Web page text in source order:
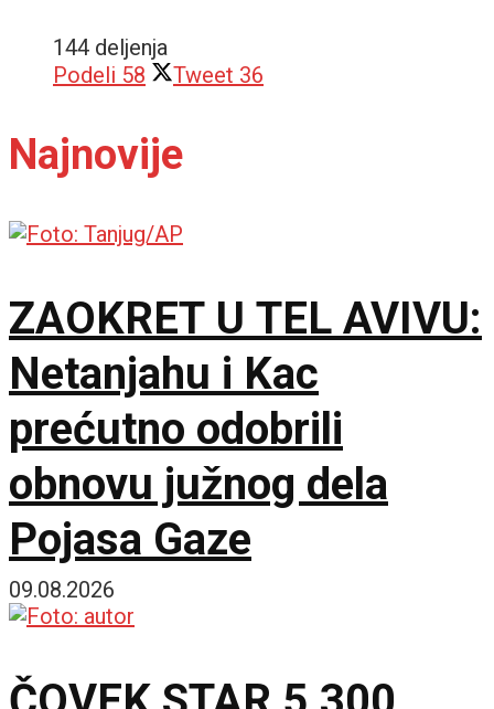
144 deljenja
Podeli 58 Tweet 36
Najnovije
ZAOKRET U TEL AVIVU:
Netanjahu i Kac
prećutno odobrili
obnovu južnog dela
Pojasa Gaze
09.08.2026